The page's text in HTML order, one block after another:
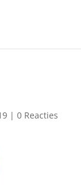
| 0 Reacties